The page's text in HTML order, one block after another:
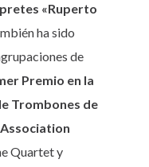
«Ruperto
ha sido
de
Premio en la
Trombones de
Quartet y